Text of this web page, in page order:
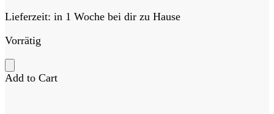
Lieferzeit: in 1 Woche bei dir zu Hause
Vorrätig
Add to Cart